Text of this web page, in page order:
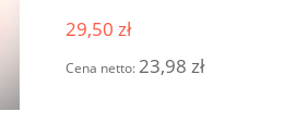
29,50 zł
Cena netto:23,98 zł